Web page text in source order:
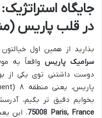
جایگاه
در قلب پاریس
بذارید از همین اول
سرامیک پاریسواقعاً یه
دوست داشتنی توی یکی از
بخوایم دقیق تر بگیم،
75008 Paris, France. این